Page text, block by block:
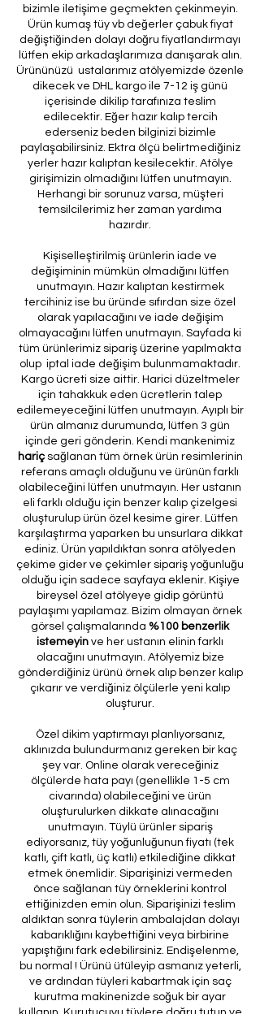
bizimle iletişime geçmekten çekinmeyin.
Ürün kumaş tüy vb değerler çabuk fiyat
değiştiğinden dolayı doğru fiyatlandırmayı
lütfen ekip arkadaşlarımıza danışarak alın.
Ürününüzü ustalarımız atölyemizde özenle
dikecek ve DHL kargo ile 7-12 iş günü
içerisinde dikilip tarafınıza teslim
edilecektir. Eğer hazır kalıp tercih
ederseniz beden bilginizi bizimle
paylaşabilirsiniz. Ektra ölçü belirtmediğiniz
yerler hazır kalıptan kesilecektir. Atölye
girişimizin olmadığını lütfen unutmayın.
Herhangi bir sorunuz varsa, müşteri
temsilcilerimiz her zaman yardıma
hazırdır.
Kişiselleştirilmiş ürünlerin iade ve
değişiminin mümkün olmadığını lütfen
unutmayın. Hazır kalıptan kestirmek
tercihiniz ise bu üründe sıfırdan size özel
olarak yapılacağını ve iade değişim
olmayacağını lütfen unutmayın. Sayfada ki
tüm ürünlerimiz sipariş üzerine yapılmakta
olup iptal iade değişim bulunmamaktadır.
Kargo ücreti size aittir. Harici düzeltmeler
için tahakkuk eden ücretlerin talep
edilemeyeceğini lütfen unutmayın. Ayıplı bir
ürün almanız durumunda, lütfen 3 gün
içinde geri gönderin. Kendi mankenimiz
hariçsağlanan tüm örnek ürün resimlerinin
referans amaçlı olduğunu ve ürünün farklı
olabileceğini lütfen unutmayın. Her ustanın
eli farklı olduğu için benzer kalıp çizelgesi
oluşturulup ürün özel kesime girer. Lütfen
karşılaştırma yaparken bu unsurlara dikkat
ediniz. Ürün yapıldıktan sonra atölyeden
çekime gider ve çekimler sipariş yoğunluğu
olduğu için sadece sayfaya eklenir. Kişiye
bireysel özel atölyeye gidip görüntü
paylaşımı yapılamaz. Bizim olmayan örnek
görsel çalışmalarında %100 benzerlik
istemeyin ve her ustanın elinin farklı
olacağını unutmayın. Atölyemiz bize
gönderdiğiniz ürünü örnek alıp benzer kalıp
çıkarır ve verdiğiniz ölçülerle yeni kalıp
oluşturur.
Özel dikim yaptırmayı planlıyorsanız,
aklınızda bulundurmanız gereken bir kaç
şey var. Online olarak vereceğiniz
ölçülerde hata payı (genellikle 1-5 cm
civarında) olabileceğini ve ürün
oluşturulurken dikkate alınacağını
unutmayın. Tüylü ürünler sipariş
ediyorsanız, tüy yoğunluğunun fiyatı (tek
katlı, çift katlı, üç katlı) etkilediğine dikkat
etmek önemlidir. Siparişinizi vermeden
önce sağlanan tüy örneklerini kontrol
ettiğinizden emin olun. Siparişinizi teslim
aldıktan sonra tüylerin ambalajdan dolayı
kabarıklığını kaybettiğini veya birbirine
yapıştığını fark edebilirsiniz. Endişelenme,
bu normal ! Ürünü ütüleyip asmanız yeterli,
ve ardından tüyleri kabartmak için saç
kurutma makinenizde soğuk bir ayar